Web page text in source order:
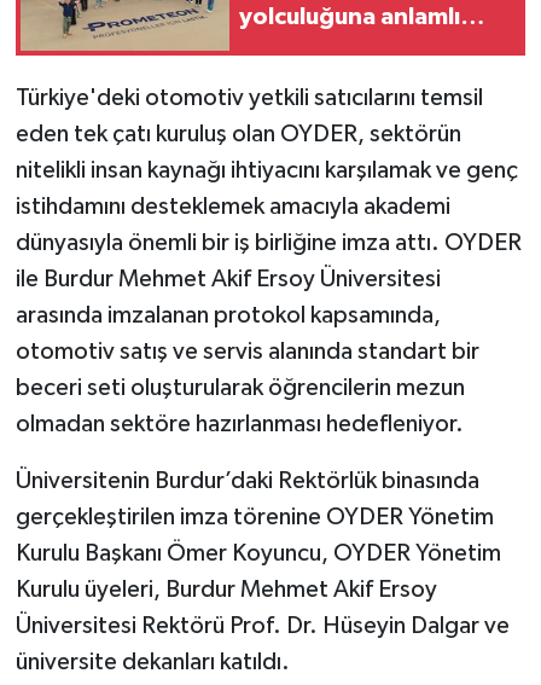
yolculuğuna anlamlı
Türkiye'deki otomotiv yetkili satıcılarını temsil
eden tek çatı kuruluş olan OYDER, sektörün
nitelikli insan kaynağı ihtiyacını karşılamak ve genç
istihdamını desteklemek amacıyla akademi
dünyasıyla önemli bir iş birliğine imza attı. OYDER
ile Burdur Mehmet Akif Ersoy Üniversitesi
arasında imzalanan protokol kapsamında,
otomotiv satış ve servis alanında standart bir
beceri seti oluşturularak öğrencilerin mezun
olmadan sektöre hazırlanması hedefleniyor.
Üniversitenin Burdur’daki Rektörlük binasında
gerçekleştirilen imza törenine OYDER Yönetim
Kurulu Başkanı Ömer Koyuncu, OYDER Yönetim
Kurulu üyeleri, Burdur Mehmet Akif Ersoy
Üniversitesi Rektörü Prof. Dr. Hüseyin Dalgar ve
üniversite dekanları katıldı.